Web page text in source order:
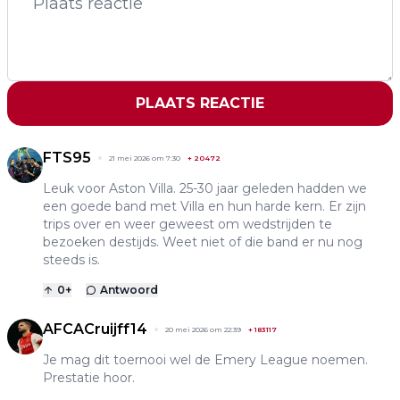
PLAATS REACTIE
FTS95 21 mei 2026 om 7:30 + 20472
Leuk voor Aston Villa. 25-30 jaar geleden hadden we
een goede band met Villa en hun harde kern. Er zijn
trips over en weer geweest om wedstrijden te
bezoeken destijds. Weet niet of die band er nu nog
steeds is.
0+ Antwoord
AFCACruijff14 20 mei 2026 om 22:39 +183117
Je mag dit toernooi wel de Emery League noemen.
Prestatie hoor.